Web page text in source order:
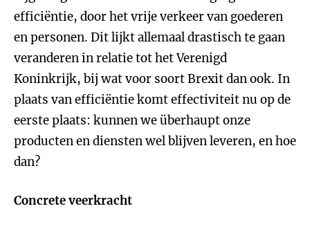
efficiëntie, door het vrije verkeer van goederen
en personen. Dit lijkt allemaal drastisch te gaan
veranderen in relatie tot het Verenigd
Koninkrijk, bij wat voor soort Brexit dan ook. In
plaats van efficiëntie komt effectiviteit nu op de
eerste plaats: kunnen we überhaupt onze
producten en diensten wel blijven leveren, en hoe
dan?
Concrete veerkracht